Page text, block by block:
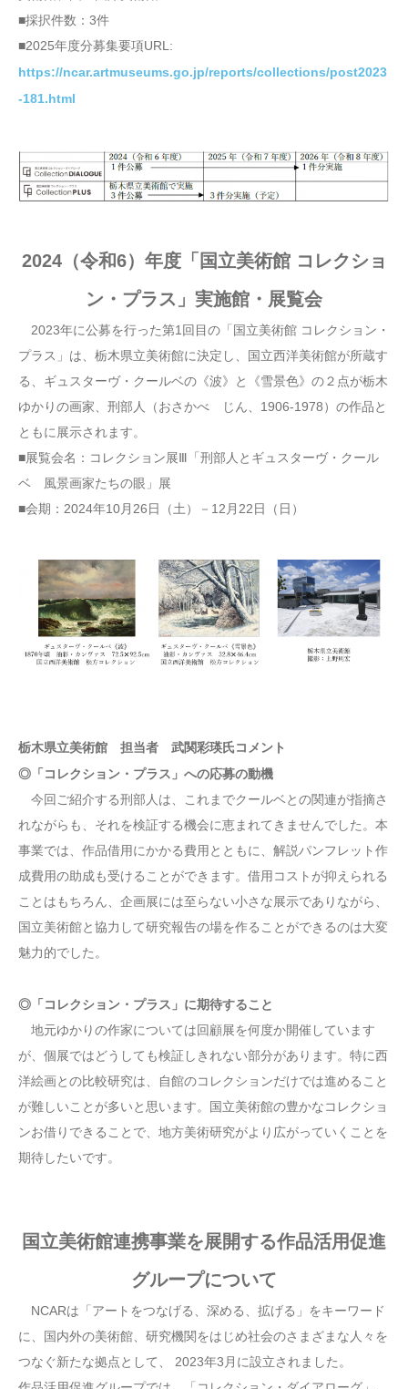
■採択件数：3件
■2025年度分募集要項URL:
https://ncar.artmuseums.go.jp/reports/collections/post2023
-181.html
2024（令和6）年度「国立美術館 コレクショ
ン・プラス」実施館・展覧会
2023年に公募を行った第1回目の「国立美術館 コレクション・
プラス」は、栃木県立美術館に決定し、国立西洋美術館が所蔵す
る、ギュスターヴ・クールベの《波》と《雪景色》の２点が栃木
ゆかりの画家、刑部人（おさかべ じん、1906-1978）の作品と
ともに展示されます。
■展覧会名：コレクション展Ⅲ「刑部人とギュスターヴ・クール
ベ 風景画家たちの眼」展
■会期：2024年10月26日（土）－12月22日（日）
栃木県立美術館 担当者 武関彩瑛氏コメント
◎「コレクション・プラス」への応募の動機
今回ご紹介する刑部人は、これまでクールベとの関連が指摘さ
れながらも、それを検証する機会に恵まれてきませんでした。本
事業では、作品借用にかかる費用とともに、解説パンフレット作
成費用の助成も受けることができます。借用コストが抑えられる
ことはもちろん、企画展には至らない小さな展示でありながら、
国立美術館と協力して研究報告の場を作ることができるのは大変
魅力的でした。
◎「コレクション・プラス」に期待すること
地元ゆかりの作家については回顧展を何度か開催しています
が、個展ではどうしても検証しきれない部分があります。特に西
洋絵画との比較研究は、自館のコレクションだけでは進めること
が難しいことが多いと思います。国立美術館の豊かなコレクショ
ンお借りできることで、地方美術研究がより広がっていくことを
期待したいです。
国立美術館連携事業を展開する作品活用促進
グループについて
NCARは「アートをつなげる、深める、拡げる」をキーワード
に、国内外の美術館、研究機関をはじめ社会のさまざまな人々を
つなぐ新たな拠点として、 2023年3月に設立されました。